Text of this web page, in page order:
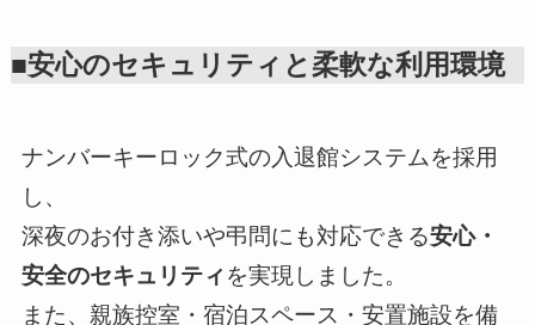
■安心のセキュリティと柔軟な利用環境
ナンバーキーロック式の入退館システムを採用
し、
深夜のお付き添いや弔問にも対応できる安心・
安全のセキュリティ を実現しました。
また、親族控室・宿泊スペース・安置施設を備